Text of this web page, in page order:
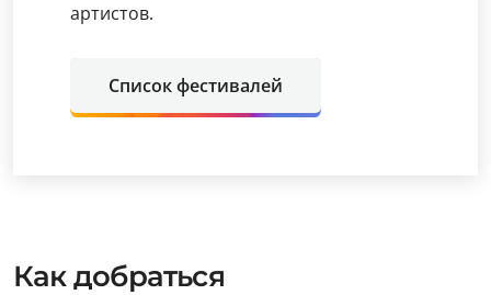
артистов.
Список фестивалей
Как добраться